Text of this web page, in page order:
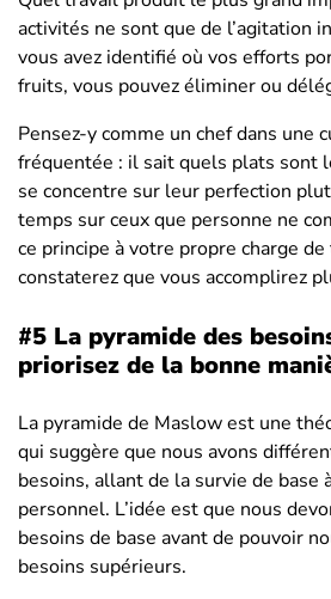
activités ne sont que de l’agitation
vous avez identifié où vos efforts
fruits, vous pouvez éliminer ou
Pensez-y comme un chef dans une
fréquentée : il sait quels plats sont
se concentre sur leur perfection
temps sur ceux que personne ne
ce principe à votre propre charge
constaterez que vous accomplirez
#5 La pyramide des
priorisez de la bonne
La pyramide de Maslow est une
qui suggère que nous avons
besoins, allant de la survie de base
personnel. L’idée est que nous
besoins de base avant de pouvoir
besoins supérieurs.